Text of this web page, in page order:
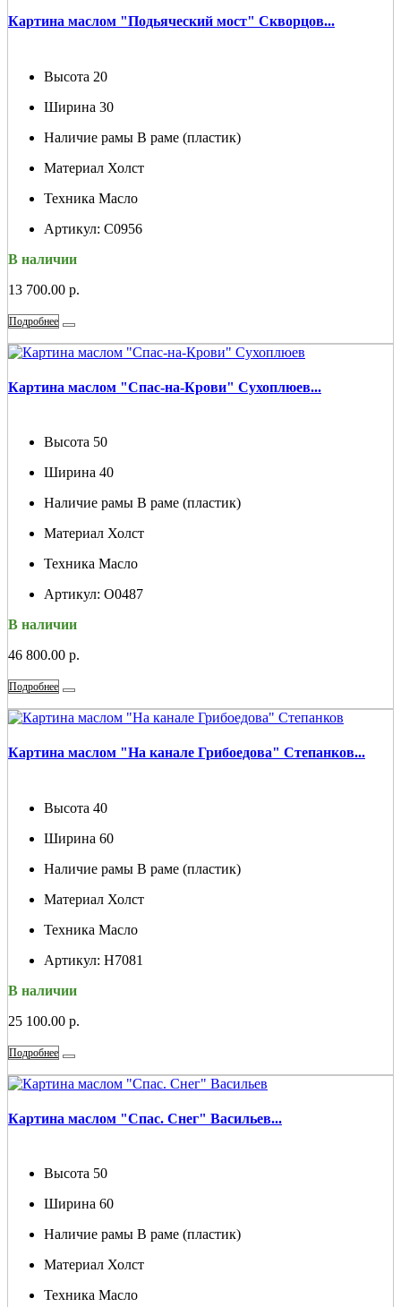
Картина маслом "Подьяческий мост" Скворцов...
Высота 20
Ширина 30
Наличие рамы В раме (пластик)
Материал Холст
Техника Масло
Артикул: С0956
В наличии
13 700.00 р.
Подробнее
Картина маслом "Спас-на-Крови" Сухоплюев...
Высота 50
Ширина 40
Наличие рамы В раме (пластик)
Материал Холст
Техника Масло
Артикул: О0487
В наличии
46 800.00 р.
Подробнее
Картина маслом "На канале Грибоедова" Степанков...
Высота 40
Ширина 60
Наличие рамы В раме (пластик)
Материал Холст
Техника Масло
Артикул: Н7081
В наличии
25 100.00 р.
Подробнее
Картина маслом "Спас. Снег" Васильев...
Высота 50
Ширина 60
Наличие рамы В раме (пластик)
Материал Холст
Техника Масло